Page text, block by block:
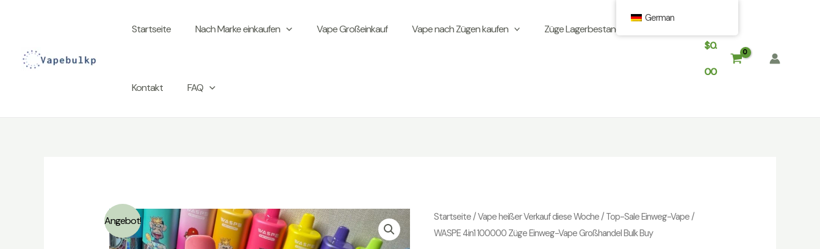
Startseite Nach Marke einkaufen Vape Großeinkauf Vape nach Zügen kaufen Züge Lagerbestand In Europa
Kontakt FAQ
$0.
00
Angebot! Startseite/Vape heißer Verkauf diese Woche/ Top-Sale Einweg-Vape/
WASPE 4in1 100000 Züge Einweg-Vape Großhandel Bulk Buy
German